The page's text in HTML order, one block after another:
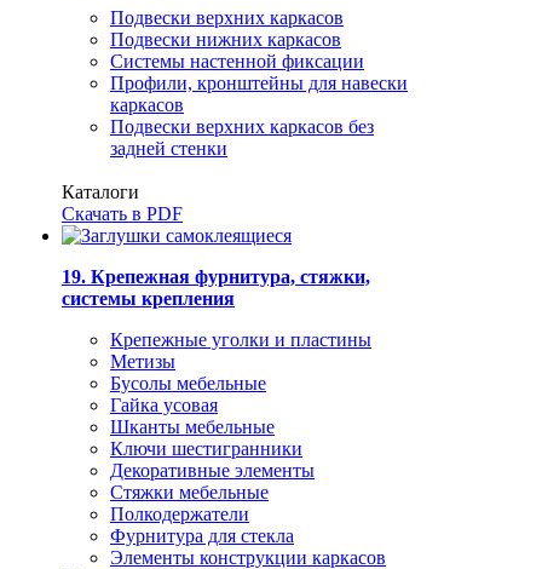
Подвески верхних каркасов
Подвески нижних каркасов
Системы настенной фиксации
Профили, кронштейны для навески
каркасов
Подвески верхних каркасов без
задней стенки
Каталоги
Скачать в PDF
19. Крепежная фурнитура, стяжки,
системы крепления
Крепежные уголки и пластины
Метизы
Бусолы мебельные
Гайка усовая
Шканты мебельные
Ключи шестигранники
Декоративные элементы
Стяжки мебельные
Полкодержатели
Фурнитура для стекла
Элементы конструкции каркасов